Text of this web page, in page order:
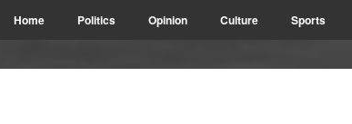
Home Politics Opinion Culture Sports